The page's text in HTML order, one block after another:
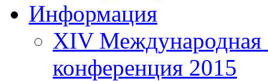
Информация
XIV Международная
конференция 2015